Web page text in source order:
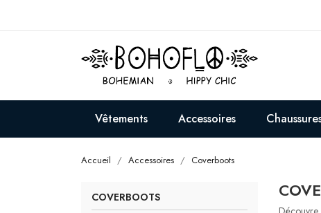
Vêtements Accessoires
Accueil Accessoires Coverboots
COVERBOOTS